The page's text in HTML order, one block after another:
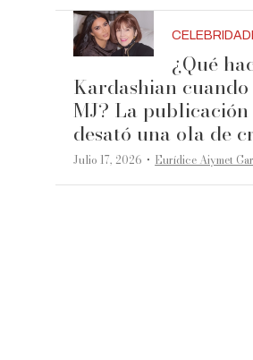
¿Qué
Kardashian
MJ? La
desató una ola de
Julio 17, 2026 ·Eurídice Aiymet